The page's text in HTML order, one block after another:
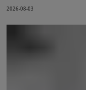
2026-08-03